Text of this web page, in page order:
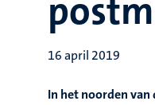
16 april 2019
In het noorden van